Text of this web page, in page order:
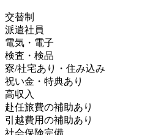
交替制
派遣社員
電気・電子
検査・検品
寮/社宅あり・住み込み
祝い金・特典あり
高収入
赴任旅費の補助あり
引越費用の補助あり
社会保険完備